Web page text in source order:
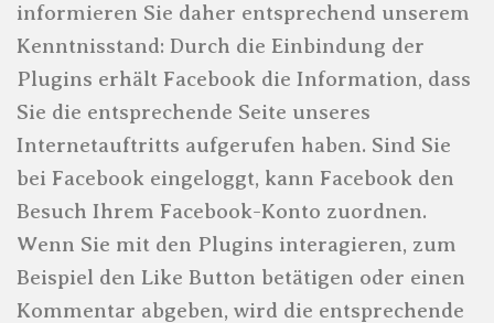
informieren Sie daher entsprechend unserem
Kenntnisstand: Durch die Einbindung der
Plugins erhält Facebook die Information, dass
Sie die entsprechende Seite unseres
Internetauftritts aufgerufen haben. Sind Sie
bei Facebook eingeloggt, kann Facebook den
Besuch Ihrem Facebook-Konto zuordnen.
Wenn Sie mit den Plugins interagieren, zum
Beispiel den Like Button betätigen oder einen
Kommentar abgeben, wird die entsprechende